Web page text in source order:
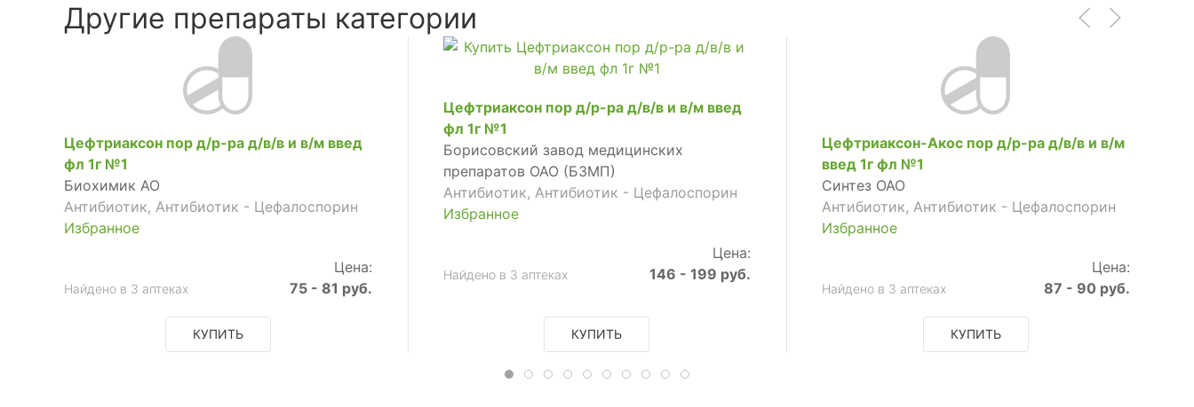
Другие препараты категории
Цефтриаксон пор д/р-ра д/в/в и в/м введ
фл 1г №1
Биохимик АО
Антибиотик, Антибиотик - Цефалоспорин
Избранное
Цена:
Найдено в 3 аптеках 75 - 81 руб.
КУПИТЬ
Цефтриаксон пор д/р-ра д/в/в и в/м введ
фл 1г №1
Борисовский завод медицинских
препаратов ОАО (БЗМП)
Антибиотик, Антибиотик - Цефалоспорин
Избранное
Цена:
Найдено в 3 аптеках 146 - 199 руб.
КУПИТЬ
Цефтриаксон-Акос пор д/р-ра д/в/в и в/м
введ 1г фл №1
Синтез ОАО
Антибиотик, Антибиотик - Цефалоспорин
Избранное
Цена:
Найдено в 3 аптеках 87 - 90 руб.
КУПИТЬ